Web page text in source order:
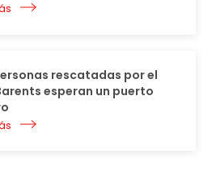
rescatadas por el
esperan un puerto